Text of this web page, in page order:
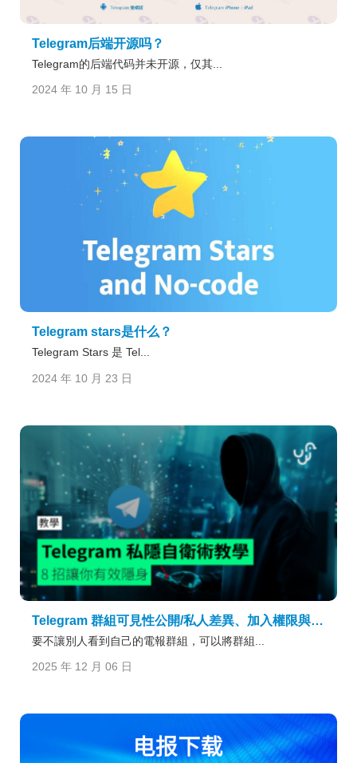
Telegram后端开源吗？
Telegram的后端代码并未开源，仅其...
2024 年 10 月 15 日
Telegram stars是什么？
Telegram Stars 是 Tel...
2024 年 10 月 23 日
Telegram 群組可見性公開/私人差異、加入權限與隱私設定全解析
要不讓別人看到自己的電報群組，可以將群組...
2025 年 12 月 06 日